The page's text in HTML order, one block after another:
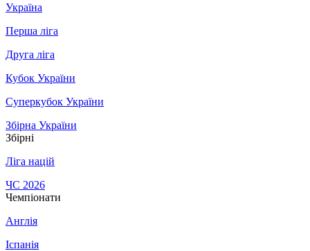
Україна
Перша ліга
Друга ліга
Кубок України
Суперкубок України
Збірна України
Збірні
Ліга націй
ЧС 2026
Чемпіонати
Англія
Іспанія